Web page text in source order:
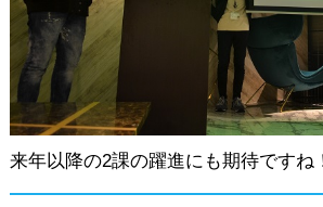
来年以降の2課の躍進にも期待ですね